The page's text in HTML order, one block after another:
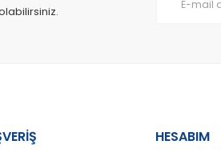
GönderHESABIM